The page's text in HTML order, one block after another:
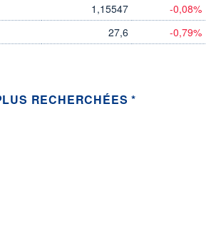
1,15547 -0,08%
27,6 -0,79%
RECHERCHÉES *